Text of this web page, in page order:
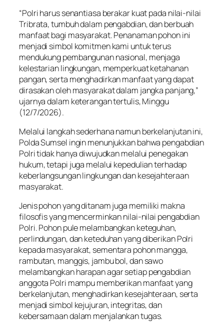
“Polri harus senantiasa berakar kuat pada nilai-nilai
Tribrata, tumbuh dalam pengabdian, dan berbuah
manfaat bagi masyarakat. Penanaman pohon ini
menjadi simbol komitmen kami untuk terus
mendukung pembangunan nasional, menjaga
kelestarian lingkungan, memperkuat ketahanan
pangan, serta menghadirkan manfaat yang dapat
dirasakan oleh masyarakat dalam jangka panjang,”
ujarnya dalam keterangan tertulis, Minggu
(12/7/2026).
Melalui langkah sederhana namun berkelanjutan ini,
Polda Sumsel ingin menunjukkan bahwa pengabdian
Polri tidak hanya diwujudkan melalui penegakan
hukum, tetapi juga melalui kepedulian terhadap
keberlangsungan lingkungan dan kesejahteraan
masyarakat.
Jenis pohon yang ditanam juga memiliki makna
filosofis yang mencerminkan nilai-nilai pengabdian
Polri. Pohon pule melambangkan keteguhan,
perlindungan, dan keteduhan yang diberikan Polri
kepada masyarakat, sementara pohon mangga,
rambutan, manggis, jambu bol, dan sawo
melambangkan harapan agar setiap pengabdian
anggota Polri mampu memberikan manfaat yang
berkelanjutan, menghadirkan kesejahteraan, serta
menjadi simbol kejujuran, integritas, dan
kebersamaan dalam menjalankan tugas.